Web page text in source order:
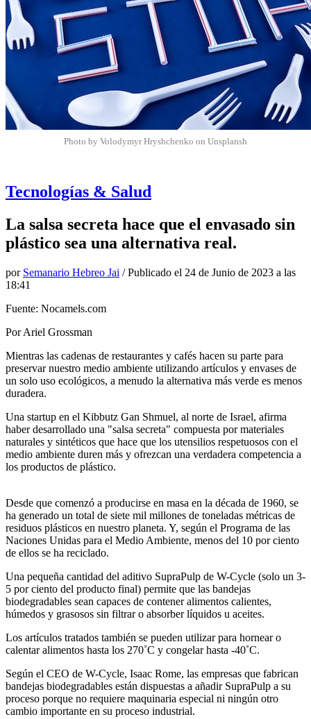
Photo by Volodymyr Hryshchenko on Unsplansh
Tecnologías & Salud
La salsa secreta hace que el envasado sin
plástico sea una alternativa real.
por Semanario Hebreo Jai / Publicado el 24 de Junio de 2023 a las
18:41
Fuente: Nocamels.com
Por Ariel Grossman
Mientras las cadenas de restaurantes y cafés hacen su parte para
preservar nuestro medio ambiente utilizando artículos y envases de
un solo uso ecológicos, a menudo la alternativa más verde es menos
duradera.
Una startup en el Kibbutz Gan Shmuel, al norte de Israel, afirma
haber desarrollado una "salsa secreta" compuesta por materiales
naturales y sintéticos que hace que los utensilios respetuosos con el
medio ambiente duren más y ofrezcan una verdadera competencia a
los productos de plástico.
Desde que comenzó a producirse en masa en la década de 1960, se
ha generado un total de siete mil millones de toneladas métricas de
residuos plásticos en nuestro planeta. Y, según el Programa de las
Naciones Unidas para el Medio Ambiente, menos del 10 por ciento
de ellos se ha reciclado.
Una pequeña cantidad del aditivo SupraPulp de W-Cycle (solo un 3-
5 por ciento del producto final) permite que las bandejas
biodegradables sean capaces de contener alimentos calientes,
húmedos y grasosos sin filtrar o absorber líquidos u aceites.
Los artículos tratados también se pueden utilizar para hornear o
calentar alimentos hasta los 270˚C y congelar hasta -40˚C.
Según el CEO de W-Cycle, Isaac Rome, las empresas que fabrican
bandejas biodegradables están dispuestas a añadir SupraPulp a su
proceso porque no requiere maquinaria especial ni ningún otro
cambio importante en su proceso industrial.